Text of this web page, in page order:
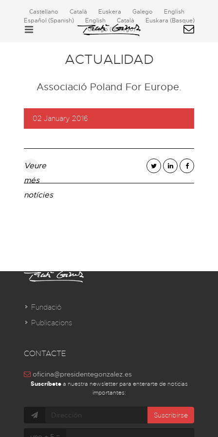
Castellano Català Euskera Galego
English
Español (Spanish) English Català Euskara (Basque)
Galego (Gallego)
ACTUALIDAD
Associació Poland For Europe.
02 January 2016
Veure
més
notícies
Fundació
Publicacions
CONTACTE
oficina@presidentegonzalez.es
Suscríbetea nuestra newsletter para enterarte de noticias
importantes:
Suscribirse